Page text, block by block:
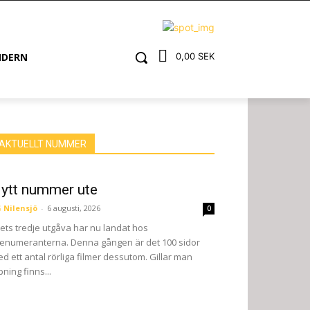
0,00 SEK
NUMMER
nummer ute
Nilensjö - 6 augusti, 2026 0
tredje utgåva har nu landat hos
Denna gången är det 100 sidor
ett antal rörliga filmer dessutom. Gillar man
finns...